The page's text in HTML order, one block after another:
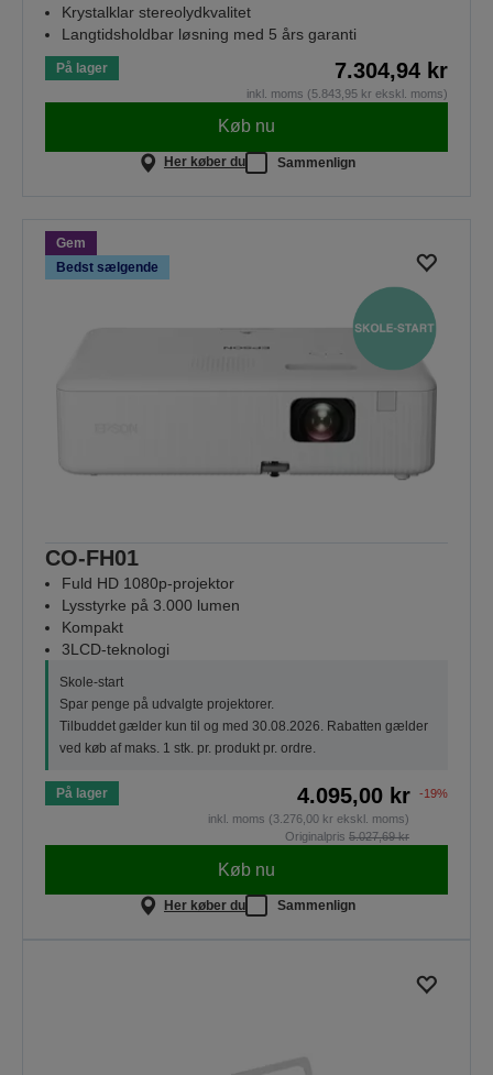
Krystalklar stereolydkvalitet
Langtidsholdbar løsning med 5 års garanti
På lager 7.304,94 kr
inkl. moms (5.843,95 kr ekskl. moms)
Køb nu
Her køber du Sammenlign
Gem
Bedst sælgende
CO-FH01
Fuld HD 1080p-projektor
Lysstyrke på 3.000 lumen
Kompakt
3LCD-teknologi
Skole-start
Spar penge på udvalgte projektorer.
Tilbuddet gælder kun til og med 30.08.2026. Rabatten gælder
ved køb af maks. 1 stk. pr. produkt pr. ordre.
På lager 4.095,00 kr
-19%
inkl. moms (3.276,00 kr ekskl. moms)
Originalpris 5.027,69 kr
Køb nu
Her køber du Sammenlign